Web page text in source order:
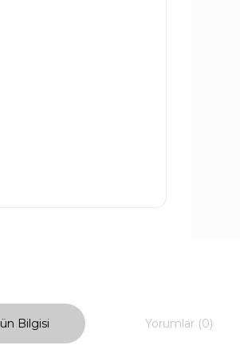
Bilgisi Yorumlar (0)